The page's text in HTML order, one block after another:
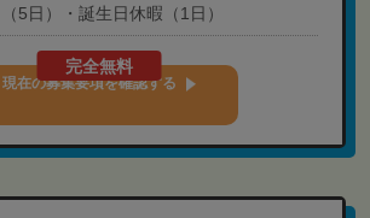
（5日）・誕生日休暇（1日）
完全無料
現在の募集要項を確認する